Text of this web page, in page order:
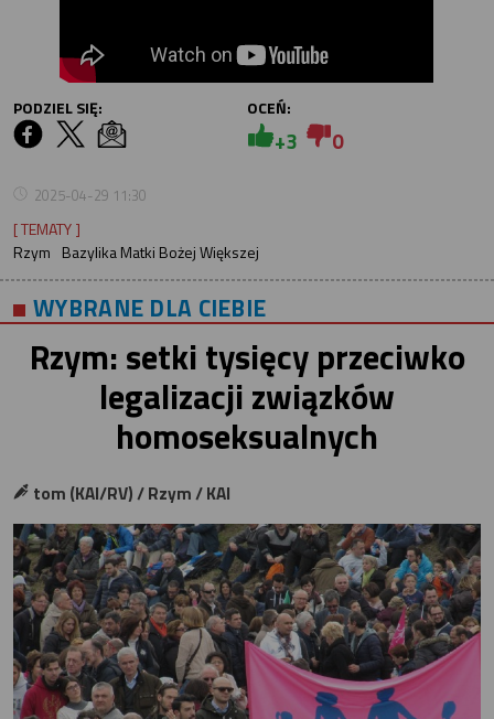
PODZIEL SIĘ: OCEŃ:
+3 0
2025-04-29 11:30
[ TEMATY ]
Rzym Bazylika Matki Bożej Większej
WYBRANE DLA CIEBIE
Rzym: setki tysięcy przeciwko
legalizacji związków
homoseksualnych
tom (KAI/RV) / Rzym / KAI